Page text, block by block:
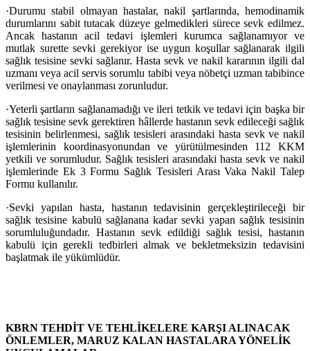
·Durumu stabil olmayan hastalar, nakil şartlarında, hemodinamik
durumlarını sabit tutacak düzeye gelmedikleri sürece sevk edilmez.
Ancak hastanın acil tedavi işlemleri kurumca sağlanamıyor ve
mutlak surette sevki gerekiyor ise uygun koşullar sağlanarak ilgili
sağlık tesisine sevki sağlanır. Hasta sevk ve nakil kararının ilgili dal
uzmanı veya acil servis sorumlu tabibi veya nöbetçi uzman tabibince
verilmesi ve onaylanması zorunludur.
·Yeterli şartların sağlanamadığı ve ileri tetkik ve tedavi için başka bir
sağlık tesisine sevk gerektiren hâllerde hastanın sevk edileceği sağlık
tesisinin belirlenmesi, sağlık tesisleri arasındaki hasta sevk ve nakil
işlemlerinin koordinasyonundan ve yürütülmesinden 112 KKM
yetkili ve sorumludur. Sağlık tesisleri arasındaki hasta sevk ve nakil
işlemlerinde Ek 3 Formu Sağlık Tesisleri Arası Vaka Nakil Talep
Formu kullanılır.
·Sevki yapılan hasta, hastanın tedavisinin gerçekleştirileceği bir
sağlık tesisine kabulü sağlanana kadar sevki yapan sağlık tesisinin
sorumluluğundadır. Hastanın sevk edildiği sağlık tesisi, hastanın
kabulü için gerekli tedbirleri almak ve bekletmeksizin tedavisini
başlatmak ile yükümlüdür.
KBRN TEHDİT VE TEHLİKELERE KARŞI ALINACAK
ÖNLEMLER, MARUZ KALAN HASTALARA YÖNELİK